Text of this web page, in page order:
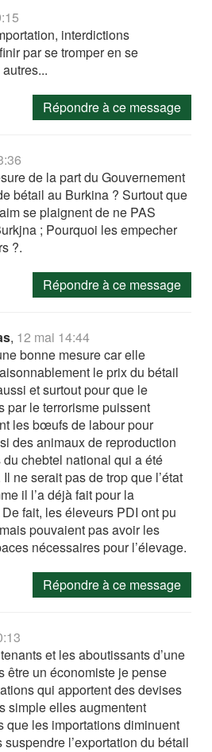
interdictions
par se tromper en se
Répondre à ce message
de la part du Gouvernement
bétail au Burkina ? Surtout que
se plaignent de ne PAS
; Pourquoi les empecher
?.
Répondre à ce message
, 12 mai 14:44
bonne mesure car elle
le prix du bétail
et surtout pour que le
par le terrorisme puissent
les bœufs de labour pour
des animaux de reproduction
chebtel national qui a été
ne serait pas de trop que l’état
il l’a déjà fait pour la
fait, les éleveurs PDI ont pu
pouvaient pas avoir les
nécessaires pour l’élevage.
Répondre à ce message
et les aboutissants d’une
être un économiste je pense
qui apportent des devises
simple elles augmentent
que les importations diminuent
suspendre l’exportation du bétail